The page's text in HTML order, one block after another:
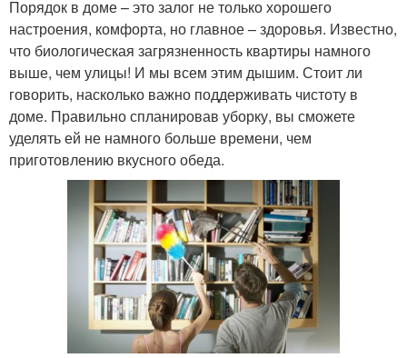
Порядок в доме – это залог не только хорошего
настроения, комфорта, но главное – здоровья. Известно,
что биологическая загрязненность квартиры намного
выше, чем улицы! И мы всем этим дышим. Стоит ли
говорить, насколько важно поддерживать чистоту в
доме. Правильно спланировав уборку, вы сможете
уделять ей не намного больше времени, чем
приготовлению вкусного обеда.